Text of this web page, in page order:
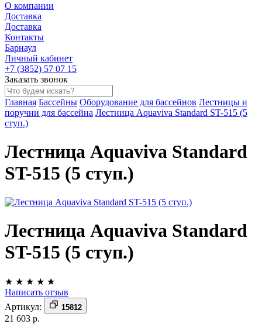
О компании
Доставка
Доставка
Контакты
Барнаул
Личный кабинет
+7 (3852) 57 07 15
Заказать звонок
Главная Бассейны Оборудование для бассейнов Лестницы и
поручни для бассейна Лестница Aquaviva Standard ST-515 (5
ступ.)
Лестница Aquaviva Standard
ST-515 (5 ступ.)
Лестница Aquaviva Standard
ST-515 (5 ступ.)
★ ★ ★ ★ ★
Написать отзыв
Артикул:
15812
21 603 р.